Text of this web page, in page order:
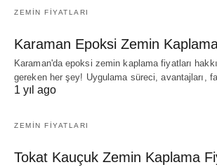
ZEMIN FIYATLARI
Karaman Epoksi Zemin
Karaman'da epoksi zemin kaplama fiyatları
gereken her şey! Uygulama süreci, avantajları,
1 yıl ago
ZEMIN FIYATLARI
Tokat Kauçuk Zemin Kaplama